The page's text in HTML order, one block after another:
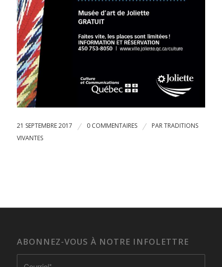
21 SEPTEMBRE 2017 / 0 COMMENTAIRES / PARTRADITIONS
VIVANTES
ABONNEZ-VOUS À NOTRE INFOLETTRE